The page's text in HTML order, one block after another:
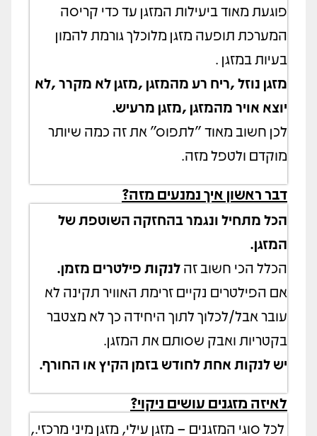
פוגעת מאוד ביעילות המזגן עד כדי קריסה
המערכת תופעה מזגן מלוכלך גורמת להמון
בעיות במזגן .
מזגן נוזל ,ריח רע מהמזגן ,מזגן לא מקרר ,לא
יוצא אויר מהמזגן ,מזגן מרעיש.
לכן חשוב מאוד "לתפוס" את זה כמה שיותר
מוקדם ולטפל מזה.
דבר ראשון איך נמנעים מזה?
הכל מתחיל ונגמר בהחזקה השוטפת של
המזגן.
הכלל הכי חשוב זהלנקות פילטרים מזמן.
אם הפילטרים נקיים זרימת האוויר תקינה לא
עובר אבל/לכלוך לתוך היחידה כך לא מצטבר
בקטריות ואבק שסותם את המזגן.
יש לנקות אחת לחודש בזמן הקיץ או החורף.
לאיזה מזגנים עושים ניקוי?
לכל סוגי המזגנים – מזגן עילי, מזגן מיני מרכזי.,